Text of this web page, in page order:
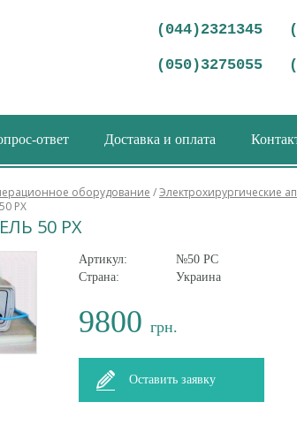
(044)2321345
(050)3275055
ответ Доставка и оплата
оборудование /Электрохирургические
PХ
50 PХ
Артикул:
№50 PС
Страна:
Украина
9800 грн.
Оставить заявку